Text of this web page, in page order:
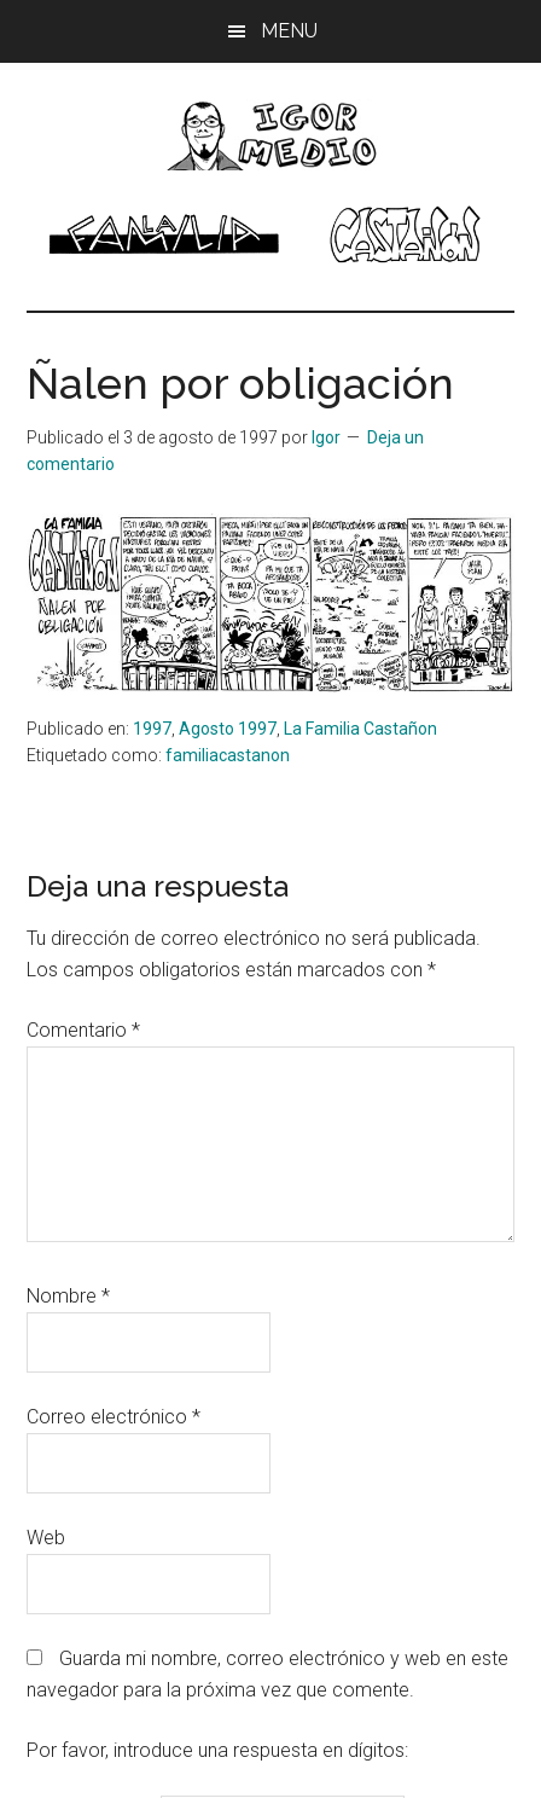
MENU
Igor
Medio
dibujante
Ñalen por obligación
Publicado el 3 de agosto de 1997 por Igor
Deja un
comentario
Publicado en: 1997 ,Agosto 1997 La Familia Castañon
Etiquetado como:familiacastanon
Interacciones
con
los
lectores
Deja una respuesta
Tu dirección de correo electrónico no será publicada.
Los campos obligatorios están marcados con*
Comentario*
Nombre*
Correo electrónico*
Web
Guarda mi nombre, correo electrónico y web en este
navegador para la próxima vez que comente.
Por favor, introduce una respuesta en dígitos: